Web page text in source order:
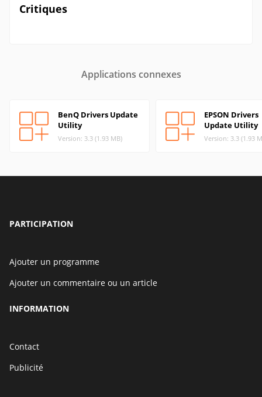
Critiques
Applications connexes
BenQ Drivers Update
Utility
Version: 3.3 (1.93 MB)
EPSON Drivers
Update Utility
Version: 3.3 (1.93
PARTICIPATION
Ajouter un programme
Ajouter un commentaire ou un article
INFORMATION
Contact
Publicité